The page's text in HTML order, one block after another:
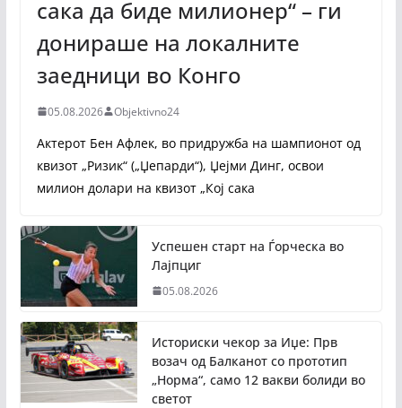
сака да биде милионер“ – ги
донираше на локалните
заедници во Конго
05.08.2026 Objektivno24
Актерот Бен Афлек, во придружба на шампионот од
квизот „Ризик“ („Џепарди“), Џејми Динг, освои
милион долари на квизот „Кој сака
Успешен старт на Ѓорческа во
Лајпциг
05.08.2026
Историски чекор за Иџе: Прв
возач од Балканот со прототип
„Норма“, само 12 вакви болиди во
светот